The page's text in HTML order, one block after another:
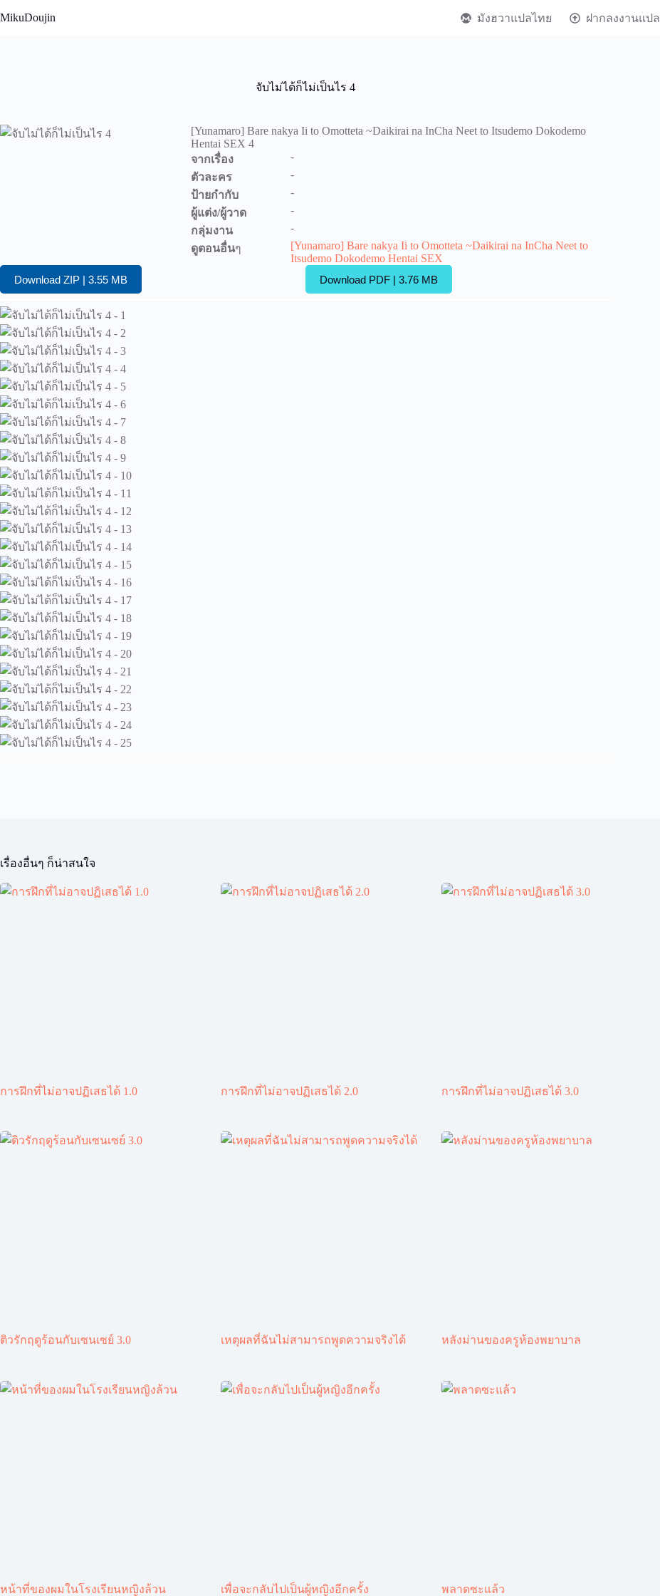
to
MikuDoujin มังฮวาแปลไทย ฝากลงงานแปล
จับไม่ได้ก็ไม่เป็นไร 4
[Yunamaro] Bare nakya Ii to Omotteta ~Daikirai na InCha Neet to Itsudemo Dokodemo
Hentai SEX 4
จากเรื่อง
-
ตัวละคร
-
ป้ายกำกับ
-
ผู้แต่ง/ผู้วาด
-
กลุ่มงาน
-
ดูตอนอื่นๆ
[Yunamaro] Bare nakya Ii to Omotteta ~Daikirai na InCha Neet to
Itsudemo Dokodemo Hentai SEX
Download ZIP | 3.55 MB
Download PDF | 3.76 MB
เรื่องอื่นๆ ก็น่าสนใจ
การฝึกที่ไม่อาจปฏิเสธได้ 1.0 การฝึกที่ไม่อาจปฏิเสธได้ 2.0 การฝึกที่ไม่อาจปฏิเสธได้ 3.0
ติวรักฤดูร้อนกับเซนเซย์ 3.0 เหตุผลที่ฉันไม่สามารถพูดความจริงได้ หลังม่านของครูห้องพยาบาล
หน้าที่ของผมในโรงเรียนหญิงล้วน เพื่อจะกลับไปเป็นผู้หญิงอีกครั้ง พลาดซะแล้ว